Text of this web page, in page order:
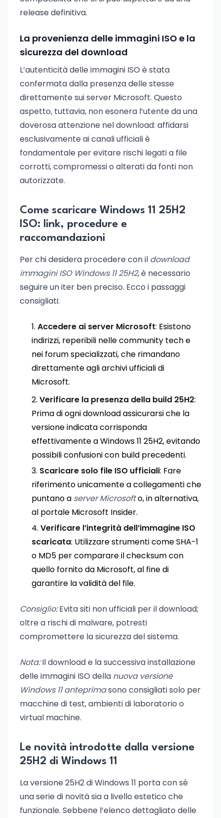
release definitiva.
La provenienza delle immagini ISO e la
sicurezza del download
L’autenticità delle immagini ISO è stata
confermata dalla presenza delle stesse
direttamente sui server Microsoft. Questo
aspetto, tuttavia, non esonera l’utente da una
doverosa attenzione nel download: affidarsi
esclusivamente ai canali ufficiali è
fondamentale per evitare rischi legati a file
corrotti, compromessi o alterati da fonti non
autorizzate.
Come scaricare Windows 11 25H2
ISO: link, procedure e
raccomandazioni
Per chi desidera procedere con il download
immagini ISO Windows 11 25H2, è necessario
seguire un iter ben preciso. Ecco i passaggi
consigliati:
Accedere ai server Microsoft: Esistono
indirizzi, reperibili nelle community tech e
nei forum specializzati, che rimandano
direttamente agli archivi ufficiali di
Microsoft.
Verificare la presenza della build 25H2:
Prima di ogni download assicurarsi che la
versione indicata corrisponda
effettivamente a Windows 11 25H2, evitando
possibili confusioni con build precedenti.
Scaricare solo file ISO ufficiali: Fare
riferimento unicamente a collegamenti che
puntano a server Microsofto, in alternativa,
al portale Microsoft Insider.
Verificare l’integrità dell’immagine ISO
scaricata: Utilizzare strumenti come SHA-1
o MD5 per comparare il checksum con
quello fornito da Microsoft, al fine di
garantire la validità del file.
Consiglio:Evita siti non ufficiali per il download;
oltre a rischi di malware, potresti
compromettere la sicurezza del sistema.
Nota:Il download e la successiva installazione
delle immagini ISO della nuova versione
Windows 11 anteprimasono consigliati solo per
macchine di test, ambienti di laboratorio o
virtual machine.
Le novità introdotte dalla versione
25H2 di Windows 11
La versione 25H2 di Windows 11 porta con sé
una serie di novità sia a livello estetico che
funzionale. Sebbene l’elenco dettagliato delle